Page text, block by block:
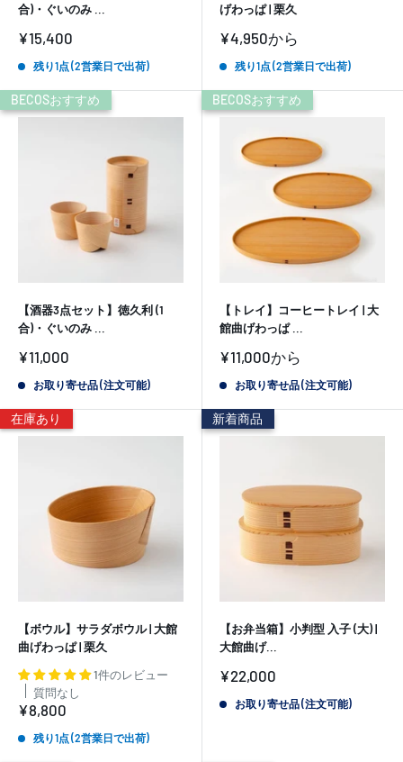
合)・ぐいのみ ...
販
価
¥15,400
残り1点 (2営業日で出荷)
げわっぱ | 栗久
販
価
¥4,950から
残り1点 (2営業日で出荷)
BECOSおすすめ
【酒器3点セット】徳久利 (1
合)・ぐいのみ ...
販
価
¥11,000
お取り寄せ品 (注文可能)
BECOSおすすめ
【トレイ】コーヒートレイ | 大
館曲げわっぱ ...
販
価
¥11,000から
お取り寄せ品 (注文可能)
在庫あり
【ボウル】サラダボウル | 大館
曲げわっぱ | 栗久
1件のレビュー
質問なし
販
価
¥8,800
残り1点 (2営業日で出荷)
新着商品
【お弁当箱】小判型 入子 (大) |
大館曲げ...
販
価
¥22,000
お取り寄せ品 (注文可能)